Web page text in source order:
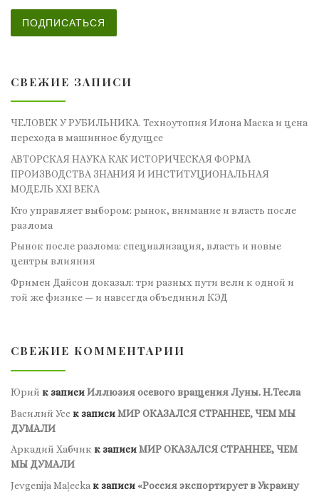
ПОДПИСАТЬСЯ
СВЕЖИЕ ЗАПИСИ
ЧЕЛОВЕК У РУБИЛЬНИКА. Техноутопия Илона Маска и цена
перехода в машинное будущее
АВТОРСКАЯ НАУКА КАК ИСТОРИЧЕСКАЯ ФОРМА
ПРОИЗВОДСТВА ЗНАНИЯ И ИНСТИТУЦИОНАЛЬНАЯ
МОДЕЛЬ XXI ВЕКА
Кто управляет выбором: рынок, внимание и власть после
разлома
Рынок после разлома: специализация, власть и новые
центры влияния
Фримен Дайсон доказал: три разных пути вели к одной и
той же физике — и навсегда объединил КЭД
СВЕЖИЕ КОММЕНТАРИИ
Юрий к записиИллюзия осевого вращения Луны. Н.Тесла
Василий Усс к записиМИР ОКАЗАЛСЯ СТРАННЕЕ, ЧЕМ МЫ
ДУМАЛИ
Аркадий Хабчик к записиМИР ОКАЗАЛСЯ СТРАННЕЕ, ЧЕМ
МЫ ДУМАЛИ
Jevgenija Maļecka к записи«Россия экспортирует в Украину